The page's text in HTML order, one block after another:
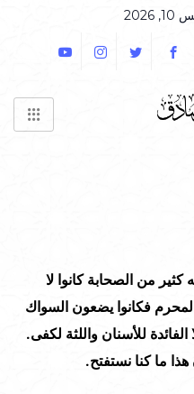
من الصحابة كانوا لا
فكانوا يضعون السواك
للأسنان واللثة لكفى.
ما كنا نستفتح.